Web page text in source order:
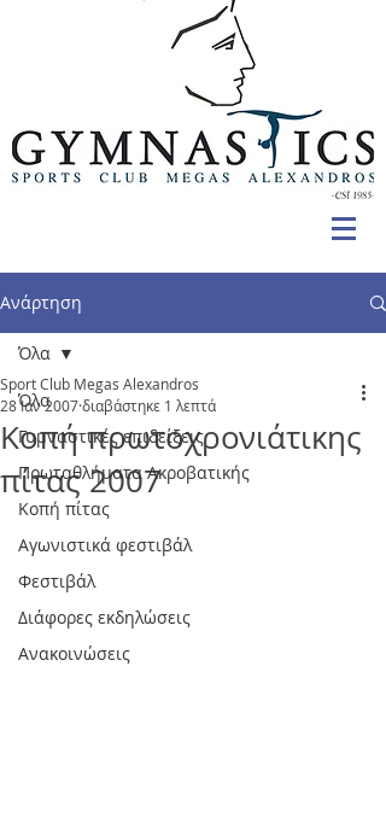
Ανάρτηση
Όλα
Γυμναστικές επιδείξεις
Πρωταθλήματα Ακροβατικής
Κοπή πίτας
Αγωνιστικά φεστιβάλ
Φεστιβάλ
Διάφορες εκδηλώσεις
Ανακοινώσεις
Όλα
Kοπή πρωτοχρονιάτικης
πίτας 2007
Sport Club Megas Alexandros
28 Ιαν 2007διαβάστηκε 1 λεπτά